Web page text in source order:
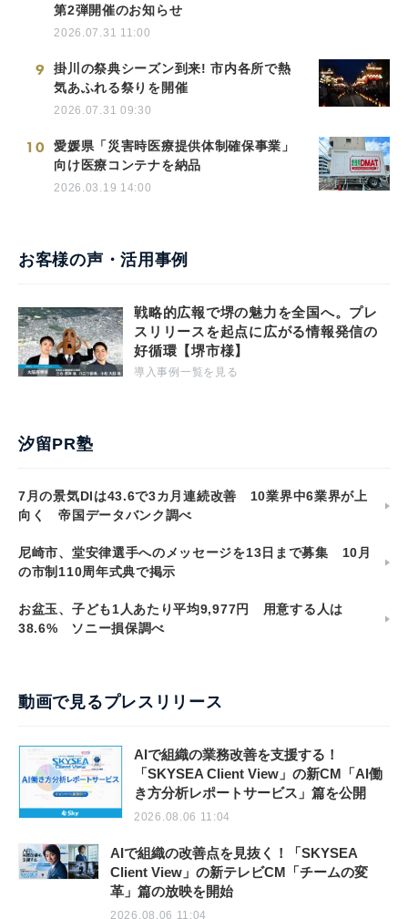
第2弾開催のお知らせ
2026.07.31 11:00
9
掛川の祭典シーズン到来! 市内各所で熱
気あふれる祭りを開催
2026.07.31 09:30
10
愛媛県「災害時医療提供体制確保事業」
向け医療コンテナを納品
2026.03.19 14:00
お客様の声・活用事例
戦略的広報で堺の魅力を全国へ。プレ
スリリースを起点に広がる情報発信の
好循環【堺市様】
導入事例一覧を見る
汐留PR塾
7月の景気DIは43.6で3カ月連続改善 10業界中6業界が上
向く 帝国データバンク調べ
尼崎市、堂安律選手へのメッセージを13日まで募集 10月
の市制110周年式典で掲示
お盆玉、子ども1人あたり平均9,977円 用意する人は
38.6% ソニー損保調べ
動画で見るプレスリリース
AIで組織の業務改善を支援する！
「SKYSEA Client View」の新CM「AI働
き方分析レポートサービス」篇を公開
2026.08.06 11:04
AIで組織の改善点を見抜く！「SKYSEA
Client View」の新テレビCM「チームの変
革」篇の放映を開始
2026.08.06 11:04